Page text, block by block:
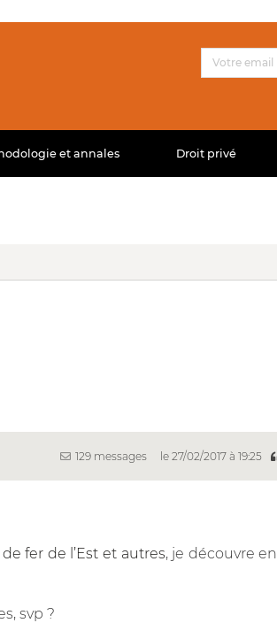
et annales Droit privé
129 messages le 27/02/2017 à 19:25
fer de l’Est et autres, je découvre en
svp ?